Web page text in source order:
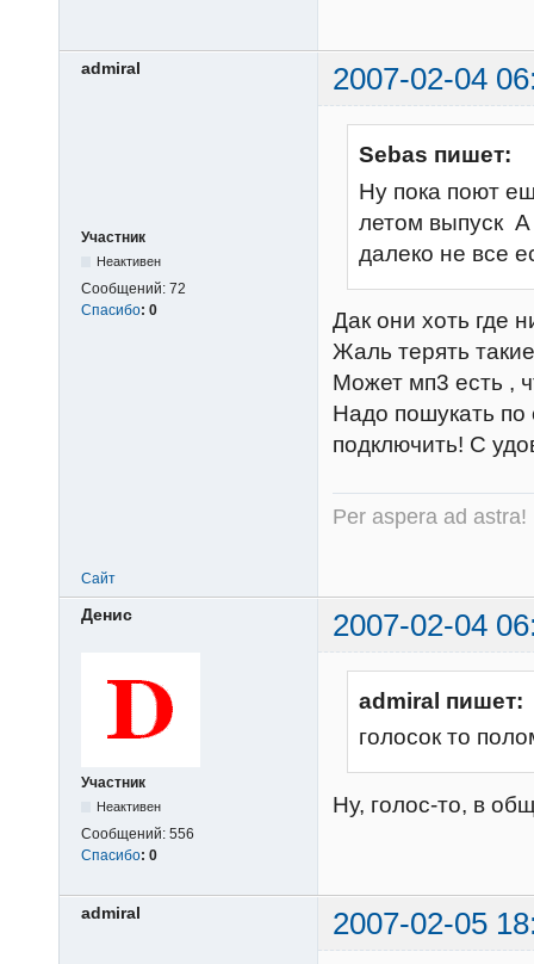
admiral 2007-02-04
Участник
Неактивен
Сообщений: 72
Спасибо: 0
Sebas пишет:
Ну пока поют
летом выпуск А
далеко не все
Дак они хоть где
Жаль терять
Может мп3 есть ,
Надо пошукать по
подключить! С
Per aspera ad astra!
Сайт
Денис 2007-02-04
Участник
Неактивен
Сообщений: 556
Спасибо: 0
admiral пишет:
голосок то
Ну, голос-то, в
admiral 2007-02-05